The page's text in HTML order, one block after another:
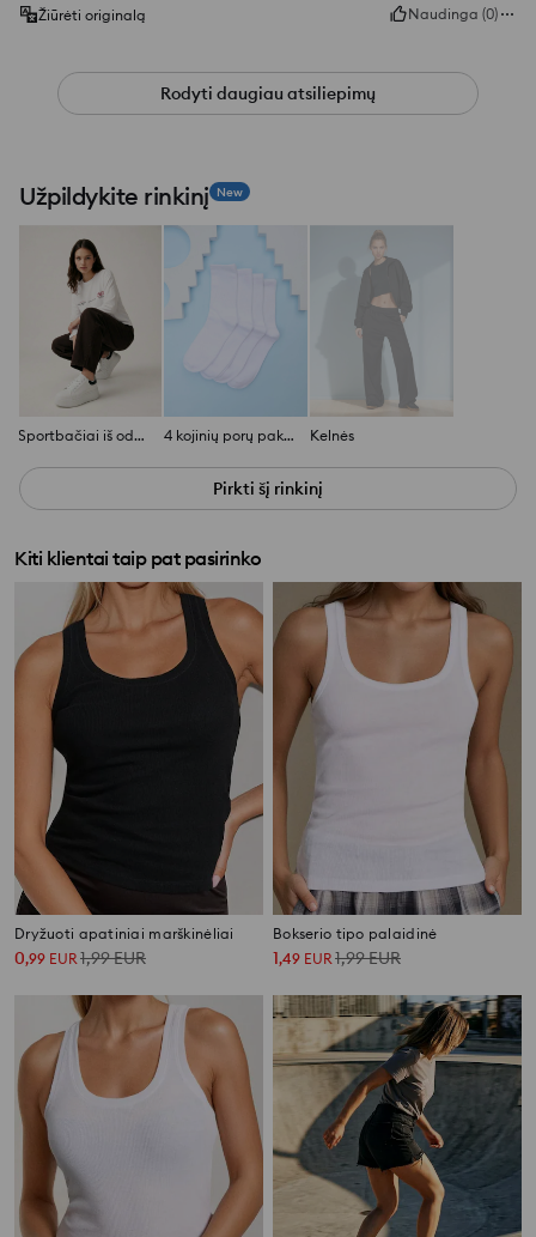
Žiūrėti originalą
Naudinga (0)
Rodyti daugiau atsiliepimų
Užpildykite rinkinį New
Sportbačiai iš odos imitacijos 4 kojinių porų pakuotė Kelnės
Pirkti šį rinkinį
Kiti klientai taip pat pasirinko
Dryžuoti apatiniai marškinėliai
0,99 EUR1,99EUR
Bokserio tipo palaidinė
1,49 EUR1,99EUR